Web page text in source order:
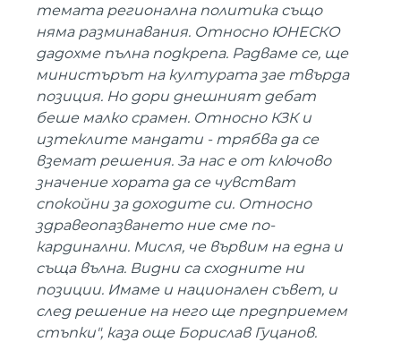
темата регионална политика също
няма разминавания. Относно ЮНЕСКО
дадохме пълна подкрепа. Радваме се, ще
министърът на културата зае твърда
позиция. Но дори днешният дебат
беше малко срамен. Относно КЗК и
изтеклите мандати - трябва да се
вземат решения. За нас е от ключово
значение хората да се чувстват
спокойни за доходите си. Относно
здравеопазването ние сме по-
кардинални. Мисля, че вървим на една и
съща вълна. Видни са сходните ни
позиции. Имаме и национален съвет, и
след решение на него ще предприемем
стъпки", каза още Борислав Гуцанов.